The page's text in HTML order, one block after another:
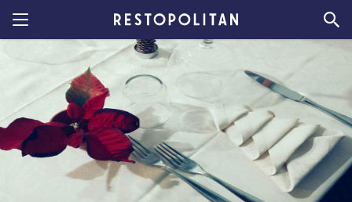
Restopolitan